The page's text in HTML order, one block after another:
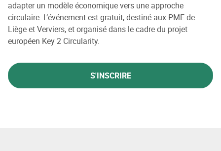
adapter un modèle économique vers une approche
circulaire. L’événement est gratuit, destiné aux PME de
Liège et Verviers, et organisé dans le cadre du projet
européen Key 2 Circularity.
S'INSCRIRE